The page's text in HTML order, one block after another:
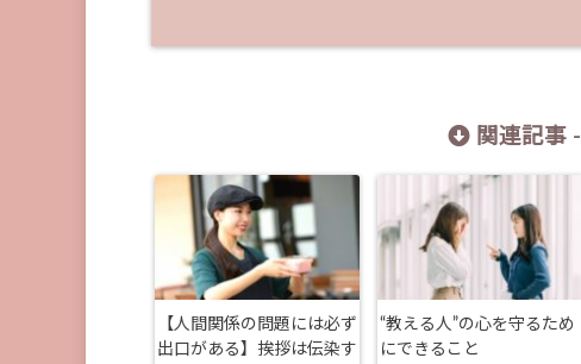
関連記事 -
【人間関係の問題には必ず
出口がある】挨拶は伝染す
“教える人”の心を守るため
にできること